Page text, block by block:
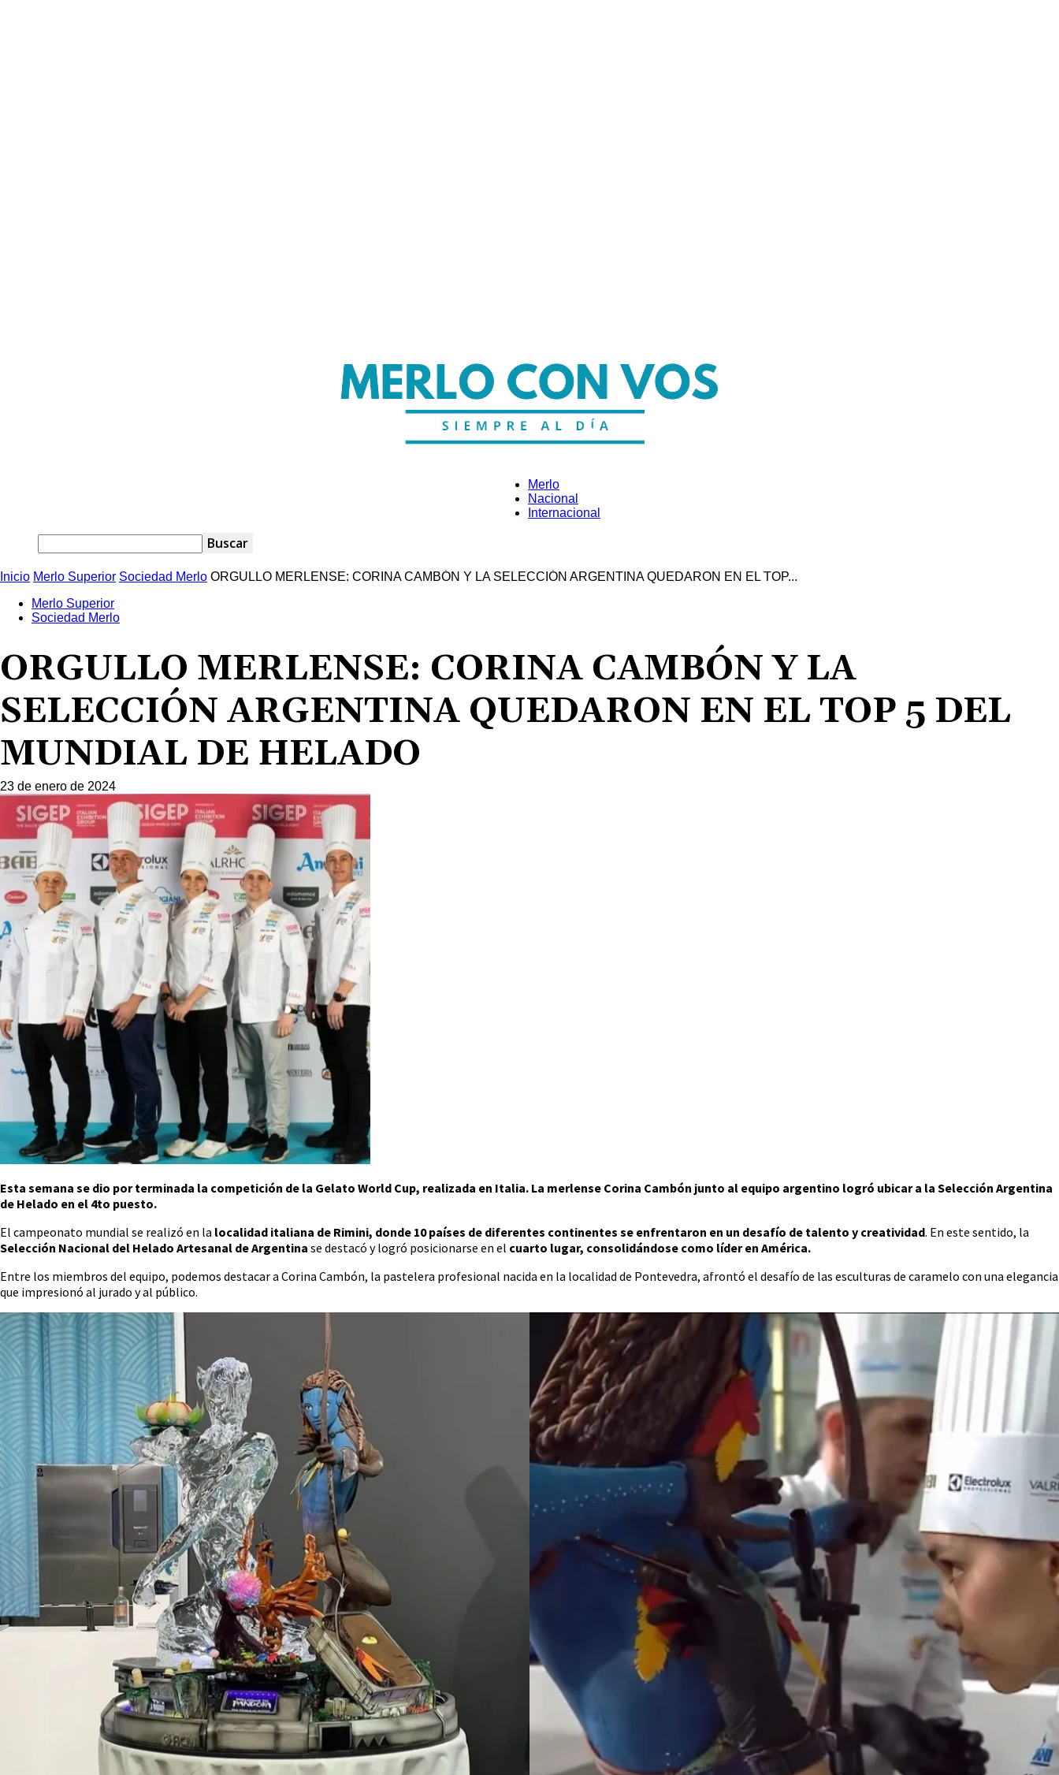
Merlo
Vos
Merlo
Nacional
Internacional
Inicio Merlo Superior Sociedad Merlo ORGULLO MERLENSE: CORINA CAMBÓN Y LA SELECCIÓN ARGENTINA QUEDARON EN EL TOP...
Merlo Superior
Sociedad Merlo
ORGULLO MERLENSE: CORINA CAMBÓN Y LA
SELECCIÓN ARGENTINA QUEDARON EN EL TOP 5 DEL
MUNDIAL DE HELADO
23 de enero de 2024
Esta semana se dio por terminada la competición de la Gelato World Cup, realizada en Italia. La merlense Corina Cambón junto al equipo argentino logró ubicar a la Selección Argentina
de Helado en el 4to puesto.
El campeonato mundial se realizó en la localidad italiana de Rimini, donde 10 países de diferentes continentes se enfrentaron en un desafío de talento y creatividad. En este sentido, la
Selección Nacional del Helado Artesanal de Argentina se destacó y logró posicionarse en el cuarto lugar, consolidándose como líder en América.
Entre los miembros del equipo, podemos destacar a Corina Cambón, la pastelera profesional nacida en la localidad de Pontevedra, afrontó el desafío de las esculturas de caramelo con una elegancia
que impresionó al jurado y al público.